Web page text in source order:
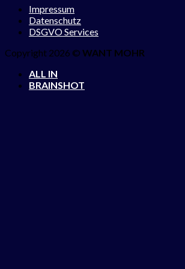
Impressum
Datenschutz
DSGVO Services
Copyright 2026 © WANT MOHR
ALL IN
BRAINSHOT